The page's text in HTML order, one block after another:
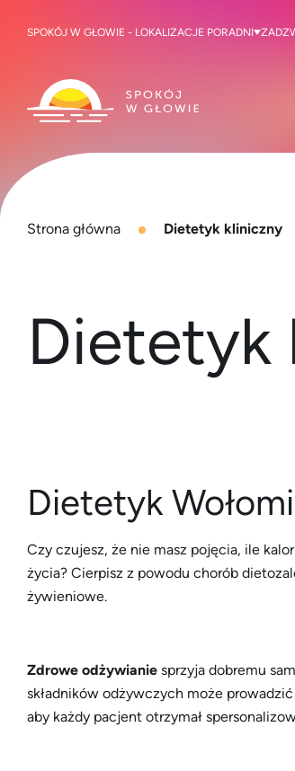
Strona główna Dietetyk kliniczny
Dietetyk
Dietetyk
Czy czujesz, że nie masz pojęcia, ile
życia? Cierpisz z powodu chorób
żywieniowe.
Zdrowe odżywianie sprzyja dobremu
składników odżywczych może
aby każdy pacjent otrzymał
SPOKÓJ W GŁOWIE - LOKALIZACJE PORADNI